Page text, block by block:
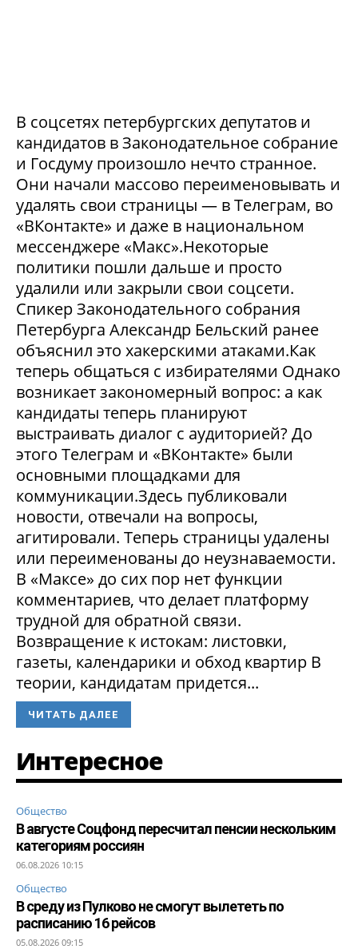
В соцсетях петербургских депутатов и
кандидатов в Законодательное собрание
и Госдуму произошло нечто странное.
Они начали массово переименовывать и
удалять свои страницы — в Телеграм, во
«ВКонтакте» и даже в национальном
мессенджере «Макс».Некоторые
политики пошли дальше и просто
удалили или закрыли свои соцсети.
Спикер Законодательного собрания
Петербурга Александр Бельский ранее
объяснил это хакерскими атаками.Как
теперь общаться с избирателями Однако
возникает закономерный вопрос: а как
кандидаты теперь планируют
выстраивать диалог с аудиторией? До
этого Телеграм и «ВКонтакте» были
основными площадками для
коммуникации.Здесь публиковали
новости, отвечали на вопросы,
агитировали. Теперь страницы удалены
или переименованы до неузнаваемости.
В «Максе» до сих пор нет функции
комментариев, что делает платформу
трудной для обратной связи.
Возвращение к истокам: листовки,
газеты, календарики и обход квартир В
теории, кандидатам придется...
ЧИТАТЬ ДАЛЕЕ
Интересное
Общество
В августе Соцфонд пересчитал пенсии нескольким
категориям россиян
06.08.2026 10:15
Общество
В среду из Пулково не смогут вылететь по
расписанию 16 рейсов
05.08.2026 09:15